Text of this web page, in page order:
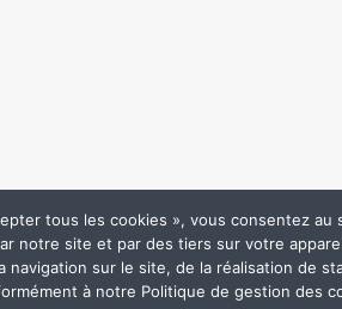
tous les cookies », vous consentez au
notre site et par des tiers sur votre
navigation sur le site, de la réalisation de
à notre Politique de gestion des